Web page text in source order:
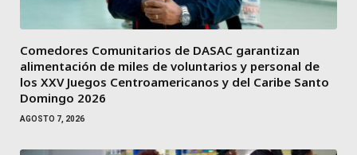
Comedores Comunitarios de DASAC garantizan
alimentación de miles de voluntarios y personal de
los XXV Juegos Centroamericanos y del Caribe Santo
Domingo 2026
AGOSTO 7, 2026